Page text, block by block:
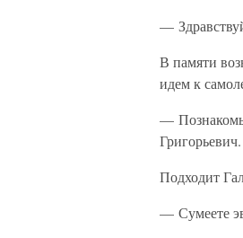
—
В памяти
идем к
—
Подходит
— Сумеете